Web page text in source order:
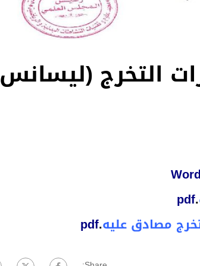
التخرج (ليسانس
Word
.
pdf
مصادق عليه.
pdf